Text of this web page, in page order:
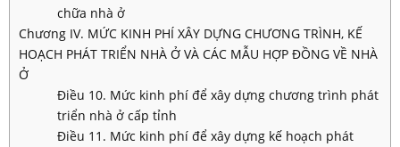
chữa nhà ở
Chương IV. MỨC KINH PHÍ XÂY DỰNG CHƯƠNG TRÌNH, KẾ
HOẠCH PHÁT TRIỂN NHÀ Ở VÀ CÁC MẪU HỢP ĐỒNG VỀ NHÀ
Ở
Điều 10. Mức kinh phí để xây dựng chương trình phát
triển nhà ở cấp tỉnh
Điều 11. Mức kinh phí để xây dựng kế hoạch phát